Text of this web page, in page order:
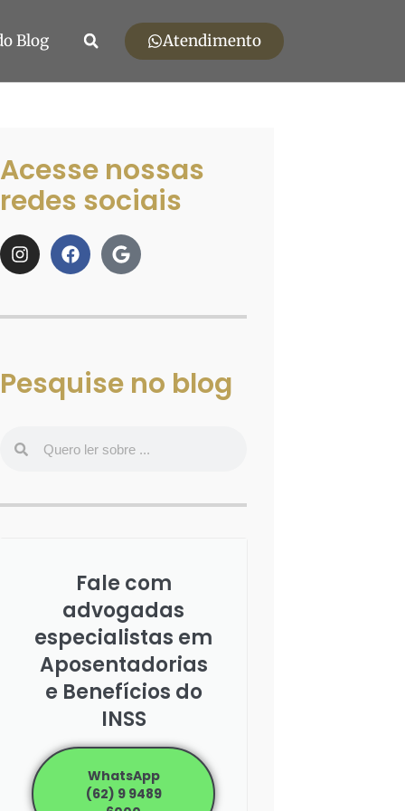
Blog Atendimento
Acesse nossas
redes sociais
Pesquise no blog
Fale com
advogadas
especialistas em
Aposentadorias
e Benefícios do
INSS
WhatsApp
(62) 9 9489